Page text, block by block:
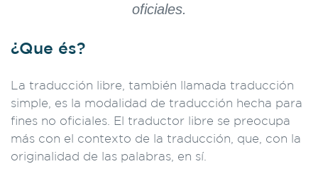
oficiales.
¿Que és?
La traducción libre, también llamada traducción
simple, es la modalidad de traducción hecha para
fines no oficiales. El traductor libre se preocupa
más con el contexto de la traducción, que, con la
originalidad de las palabras, en sí.